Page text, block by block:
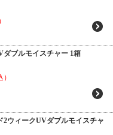
ダブルモイスチャー 1箱
2ウィークUVダブルモイスチャ